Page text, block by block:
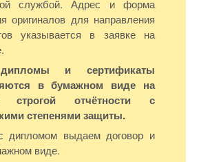
службой. Адрес и форма
оригиналов для направления
указывается в заявке на
и сертификаты
в бумажном виде на
строгой отчётности с
степенями защиты.
дипломом выдаем договор и
виде.